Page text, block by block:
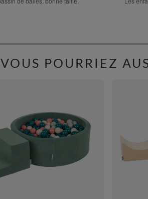
VOUS POURRIEZ